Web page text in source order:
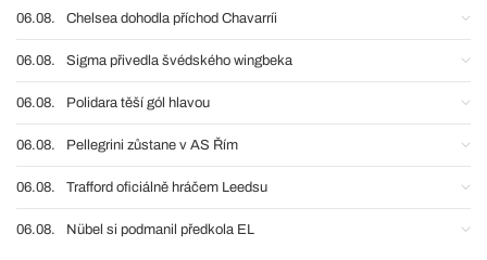
06.08. Chelsea dohodla příchod Chavarríi
06.08. Sigma přivedla švédského wingbeka
06.08. Polidara těší gól hlavou
06.08. Pellegrini zůstane v AS Řím
06.08. Trafford oficiálně hráčem Leedsu
06.08. Nübel si podmanil předkola EL